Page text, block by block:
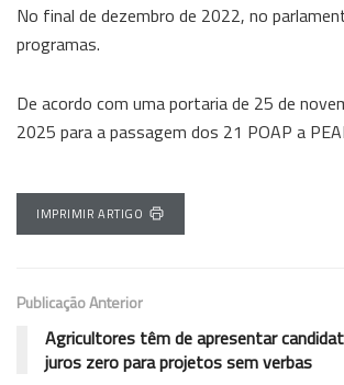
No final de dezembro de 2022, no
programas.
De acordo com uma portaria de 25 de
2025 para a passagem dos 21 POAP a
IMPRIMIR ARTIGO
Publicação Anterior
Agricultores têm de apresentar
juros zero para projetos sem verbas